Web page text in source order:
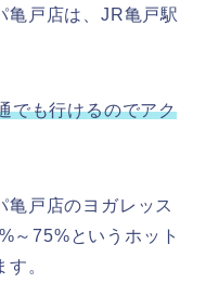
亀戸店は、JR亀戸駅
でも行けるのでアク
亀戸店のヨガレッス
75%というホット
。